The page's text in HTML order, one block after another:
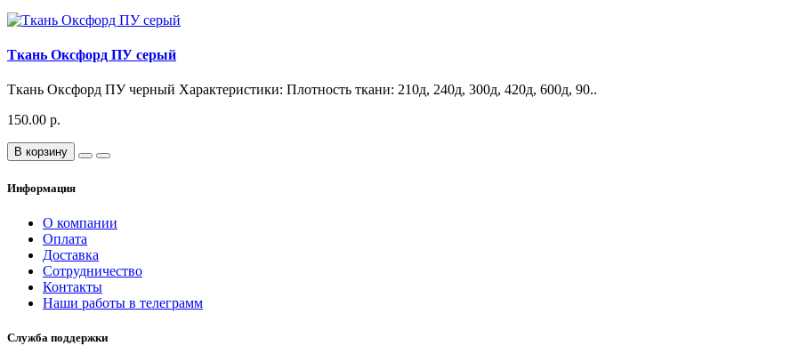
Ткань Оксфорд ПУ серый
Ткань Оксфорд ПУ черный Характеристики: Плотность ткани: 210д, 240д, 300д, 420д, 600д, 90..
150.00 р.
В корзину
Информация
О компании
Оплата
Доставка
Сотрудничество
Контакты
Наши работы в телеграмм
Служба поддержки